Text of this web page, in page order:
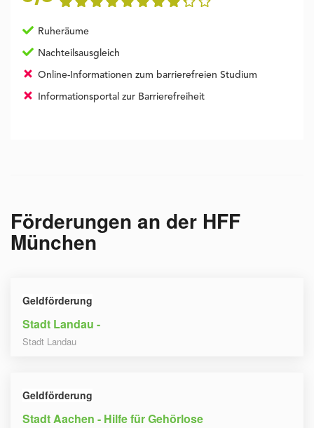
Ruheräume
Nachteilsausgleich
Online-Informationen zum barrierefreien Studium
Informationsportal zur Barrierefreiheit
Förderungen an der HFF
München
Geldförderung
Stadt Landau -
Stadt Landau
Geldförderung
Stadt Aachen - Hilfe für Gehörlose